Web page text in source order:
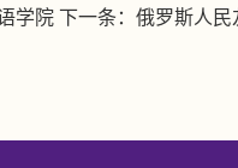
学院 下一条： 俄罗斯人民